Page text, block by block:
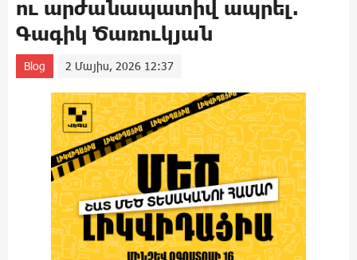
ու արժանապատիվ ապրել.
Գագիկ Ծառուկյան
Blog 2 Մայիս, 2026 12:37